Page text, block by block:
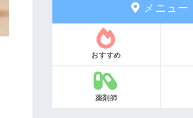
メニュー
おすすめ
薬剤師